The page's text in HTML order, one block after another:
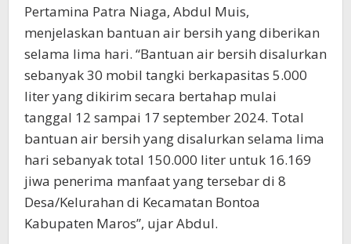
Pertamina Patra Niaga, Abdul Muis,
menjelaskan bantuan air bersih yang diberikan
selama lima hari. “Bantuan air bersih disalurkan
sebanyak 30 mobil tangki berkapasitas 5.000
liter yang dikirim secara bertahap mulai
tanggal 12 sampai 17 september 2024. Total
bantuan air bersih yang disalurkan selama lima
hari sebanyak total 150.000 liter untuk 16.169
jiwa penerima manfaat yang tersebar di 8
Desa/Kelurahan di Kecamatan Bontoa
Kabupaten Maros”, ujar Abdul.